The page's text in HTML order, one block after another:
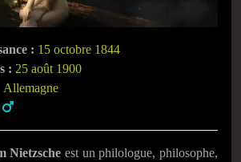
: 15 octobre 1844
: 25 août 1900
Allemagne
Nietzsche est un philologue, philosophe,